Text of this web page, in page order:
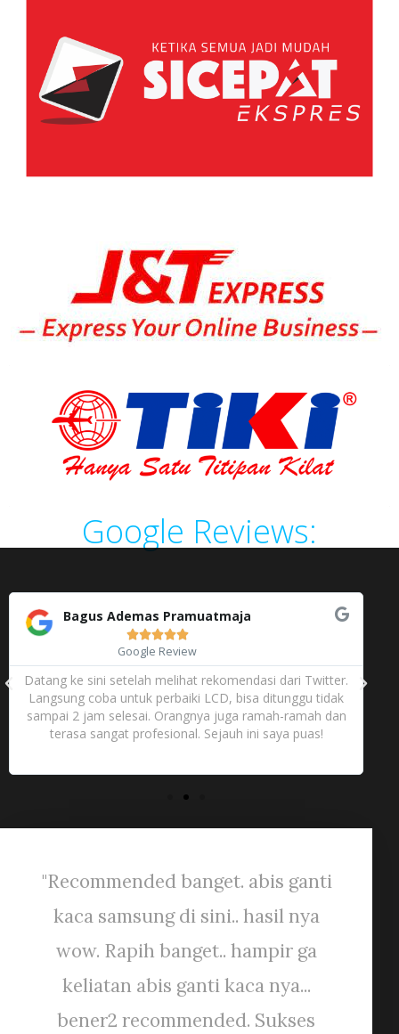
Google Reviews:
Bagus Ademas Pramuatmaja

Google Review
Datang ke sini setelah melihat rekomendasi dari Twitter.
Langsung coba untuk perbaiki LCD, bisa ditunggu tidak
sampai 2 jam selesai. Orangnya juga ramah-ramah dan
terasa sangat profesional. Sejauh ini saya puas!
"Recommended banget. abis ganti
kaca samsung di sini.. hasil nya
wow. Rapih banget.. hampir ga
keliatan abis ganti kaca nya...
bener2 recommended. Sukses